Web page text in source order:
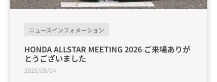
ニュースインフォメーション
HONDA ALLSTAR MEETING 2026 ご来場ありが
とうございました
2026/08/04